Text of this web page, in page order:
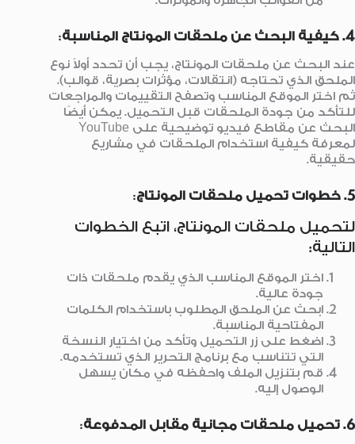
4. كيفية البحث عن ملحقات المونتاج المناسبة :
عند البحث عن ملحقات المونتاج، يجب أن تحدد أولاً نوع
الملحق الذي تحتاجه (انتقالات، مؤثرات بصرية، قوالب).
ثم اختر الموقع المناسب وتصفح التقييمات والمراجعات
للتأكد من جودة الملحقات قبل التحميل. يمكن أيضًا
البحث عن مقاطع فيديو توضيحية على YouTube
لمعرفة كيفية استخدام الملحقات في مشاريع
حقيقية.
5. خطوات تحميل ملحقات المونتاج :
لتحميل ملحقات المونتاج، اتبع الخطوات
التالية:
اختر الموقع المناسب الذي يقدم ملحقات ذات
جودة عالية.
ابحث عن الملحق المطلوب باستخدام الكلمات
المفتاحية المناسبة.
اضغط على زر التحميل وتأكد من اختيار النسخة
التي تتناسب مع برنامج التحرير الذي تستخدمه.
قم بتنزيل الملف واحفظه في مكان يسهل
الوصول إليه.
6. تحميل ملحقات مجانية مقابل المدفوعة :